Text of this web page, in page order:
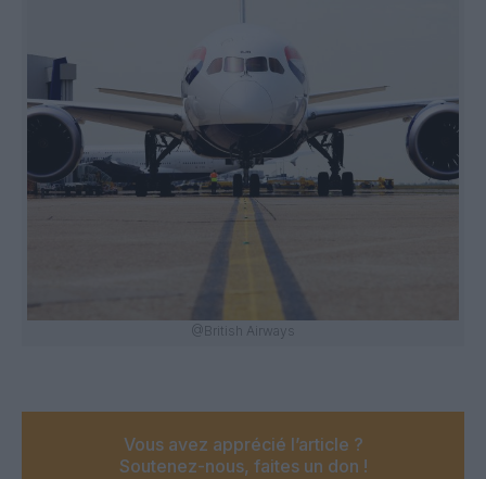
@British Airways
Vous avez apprécié l’article ?
Soutenez-nous, faites un don !